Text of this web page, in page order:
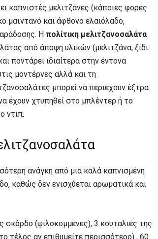
καπνιστές μελιτζάνες (κάποιες φορές
μαϊντανό και άφθονο ελαιόλαδο,
Η πολίτικη μελιτζανοσαλάτα
από άποψη υλικών (μελιτζάνα, ξίδι
ποντάρει ιδιαίτερα στην έντονα
μοντέρνες αλλά και τη
μπορεί να περιέχουν έξτρα
έχουν χτυπηθεί στο μπλέντερ ή το
ντιπ.
ανάγκη από μια καλά καπνισμένη
καθώς δεν ενισχύεται αρωματικά και
σκόρδο (ψιλοκομμένες), 3 κουταλιές της
τέλος αν επιθυμείτε περισσότερο) , 60